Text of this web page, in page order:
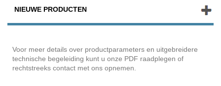
NIEUWE PRODUCTEN
Voor meer details over productparameters en uitgebreidere
technische begeleiding kunt u onze PDF raadplegen of
rechtstreeks contact met ons opnemen.